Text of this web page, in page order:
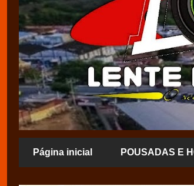
Página inicial POUSADAS E